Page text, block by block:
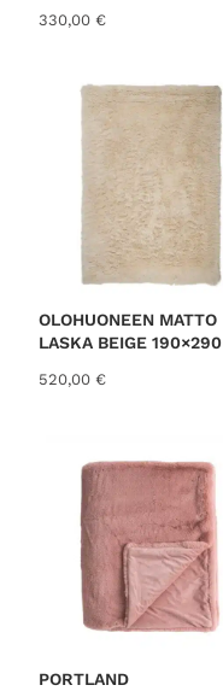
330,00 €
OLOHUONEEN MATTO
LASKA BEIGE 190×290
520,00 €
PORTLAND